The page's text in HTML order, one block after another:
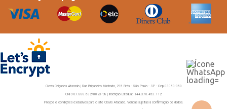
Clovis Calçados Atacado | Rua Brigadeiro Machado, 215 Brás - São Paulo - SP - Cep 03050-050
CNPJ 07.888.632/0023-98 | Inscriçao Estadual: 144.370.453.112
Preços e condições exclusivos para o site Clovis Atacado. Vendas sujeitas à confirmação de dados.